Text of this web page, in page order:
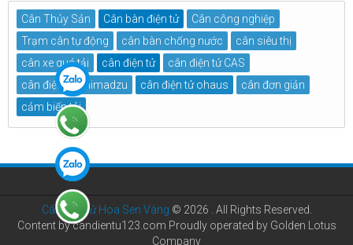
Cân Thủy Sản Cân bàn điện tử
Cân công nghiệp
Trạm cân tự động
cân bàn chống nước
cân siêu thị
cân xe quá tải
cân điện tử
cân điện tử CAS
cân điện tử Shimadzu
cân điện tử ohaus
cân đơn giản
cảm biến tải
Cân điện tử Hoa Sen Vàng © 2026 . All Rights Reserved.
Content by candientu123.com Proudly operated by Golden Lotus
Company